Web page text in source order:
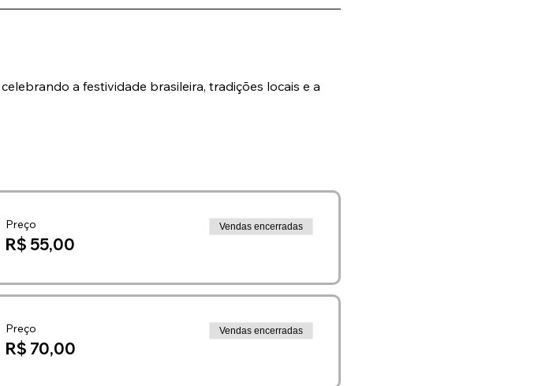
a festividade brasileira, tradições locais e a
Preço
R$ 55,00
Vendas encerradas
Preço
R$ 70,00
Vendas encerradas